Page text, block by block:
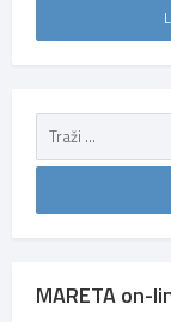
MARETA on-